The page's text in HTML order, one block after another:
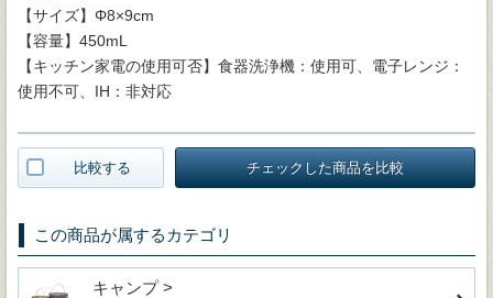
【サイズ】Φ8×9cm
【容量】450mL
【キッチン家電の使用可否】食器洗浄機：使用可、電子レンジ：
使用不可、IH：非対応
比較する チェックした商品を比較
この商品が属するカテゴリ
キャンプ >